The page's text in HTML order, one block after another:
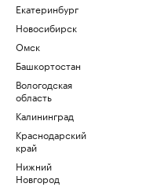
Екатеринбург
Новосибирск
Омск
Башкортостан
Вологодская
область
Калининград
Краснодарский
край
Нижний
Новгород